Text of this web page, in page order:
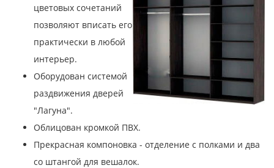
цветовых сочетаний
позволяют вписать его
практически в любой
интерьер.
Оборудован системой
раздвижения дверей
"Лагуна".
Облицован кромкой ПВХ.
Прекрасная компоновка - отделение с полками и два
со штангой для вешалок.